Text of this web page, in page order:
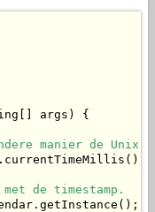
args) {
manier de Unix
de timestamp.